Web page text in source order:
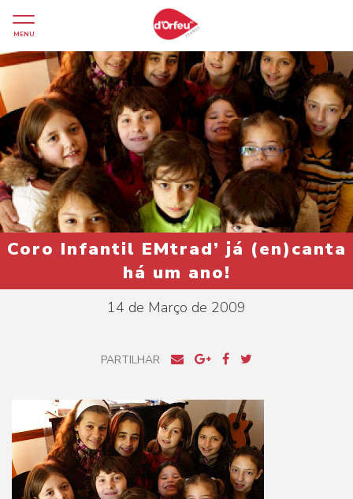
MENU
Coro Infantil EMtrad’ já (en)canta
há um ano!
14 de Março de 2009
PARTILHAR